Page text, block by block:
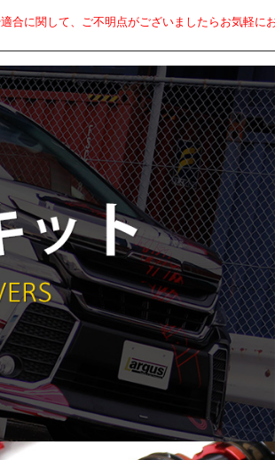
適合に関して、ご不明点がございましたらお気軽に